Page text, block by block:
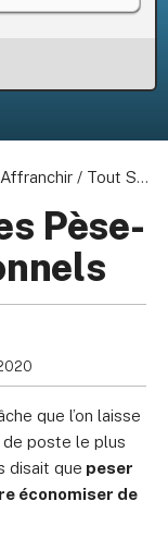
/ Tout Savoir sur les Pèse-lettres Professionnels
Pèse-
que l’on laisse
de poste le plus
disait que peser
économiser de